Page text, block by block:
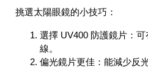
挑選太陽眼鏡的小技巧：
選擇 UV400 防護鏡片：
線。
偏光鏡片更佳：能減少反